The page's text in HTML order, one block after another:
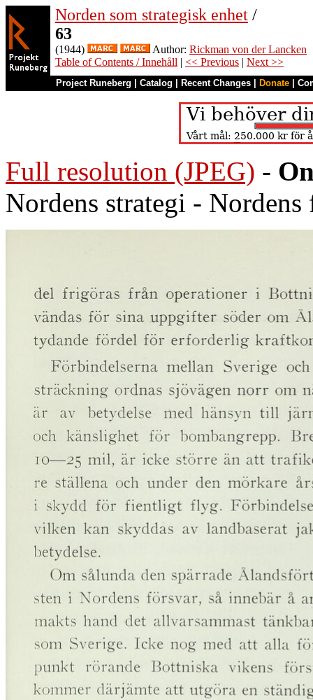
Norden som strategisk enhet /
63
(1944) Author: Rickman von der Lancken
Table of Contents / Innehåll | << Previous | Next >>
Project Runeberg Catalog Recent Changes Donate
Full resolution (JPEG) -
Nordens strategi -